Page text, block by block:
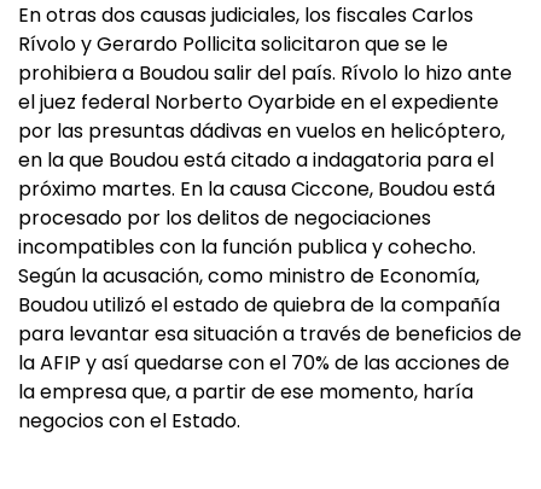
En otras dos causas judiciales, los fiscales Carlos
Rívolo y Gerardo Pollicita solicitaron que se le
prohibiera a Boudou salir del país. Rívolo lo hizo ante
el juez federal Norberto Oyarbide en el expediente
por las presuntas dádivas en vuelos en helicóptero,
en la que Boudou está citado a indagatoria para el
próximo martes. En la causa Ciccone, Boudou está
procesado por los delitos de negociaciones
incompatibles con la función publica y cohecho.
Según la acusación, como ministro de Economía,
Boudou utilizó el estado de quiebra de la compañía
para levantar esa situación a través de beneficios de
la AFIP y así quedarse con el 70% de las acciones de
la empresa que, a partir de ese momento, haría
negocios con el Estado.